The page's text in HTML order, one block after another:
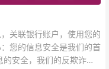
关联银行账户，使用您的
您的信息安全是我们的首
安全，我们的反欺诈团